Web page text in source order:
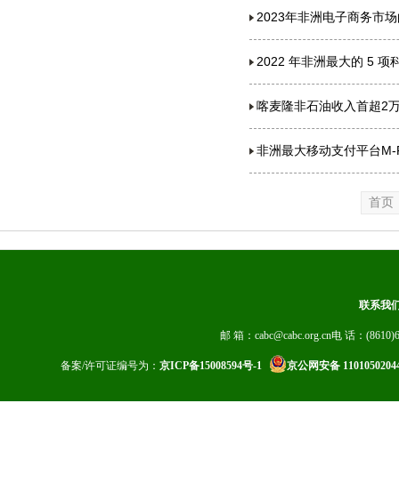
2023年非洲电子商务市
2022 年非洲最大的 5 项
喀麦隆非石油收入首超2
非洲最大移动支付平台
首页
联系我
邮 箱：cabc@cabc.org.cn电 话：
备案/许可证编号为： 京ICP备15008594号-1 京公网安备